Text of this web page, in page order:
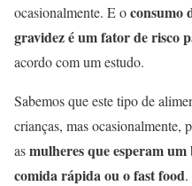
ocasionalmente. E oconsumo
gravidez é um fator de risco
acordo com um estudo.
Sabemos que este tipo de
crianças, mas ocasionalmente,
asmulheres que esperam
comida rápida ou o fast food.